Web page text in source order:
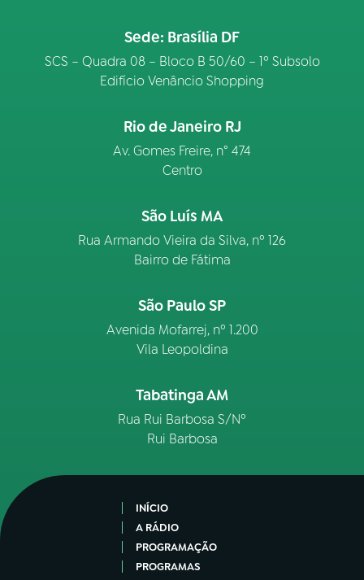
Sede: Brasília DF
SCS – Quadra 08 – Bloco B 50/60 – 1º Subsolo
Edifício Venâncio Shopping
Rio de Janeiro RJ
Av. Gomes Freire, n° 474
Centro
São Luís MA
Rua Armando Vieira da Silva, nº 126
Bairro de Fátima
São Paulo SP
Avenida Mofarrej, nº 1.200
Vila Leopoldina
Tabatinga AM
Rua Rui Barbosa S/Nº
Rui Barbosa
INÍCIO
A RÁDIO
PROGRAMAÇÃO
PROGRAMAS